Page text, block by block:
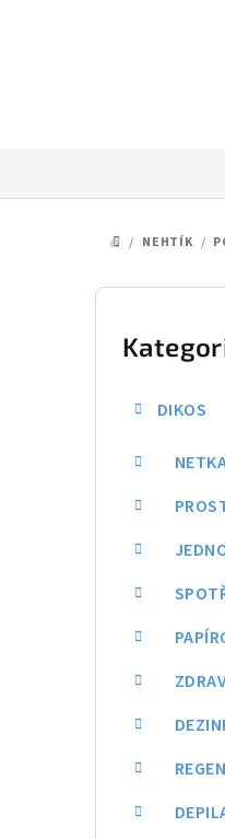
DOMŮ
/ NEHTÍK /
P
Přeskočit
kategorie
DIKOS